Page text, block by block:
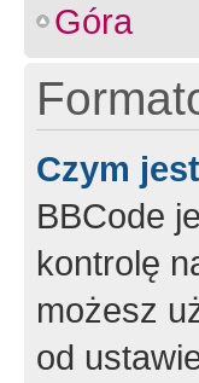
Góra
Czym
BBCode
kontrolę
możesz
od